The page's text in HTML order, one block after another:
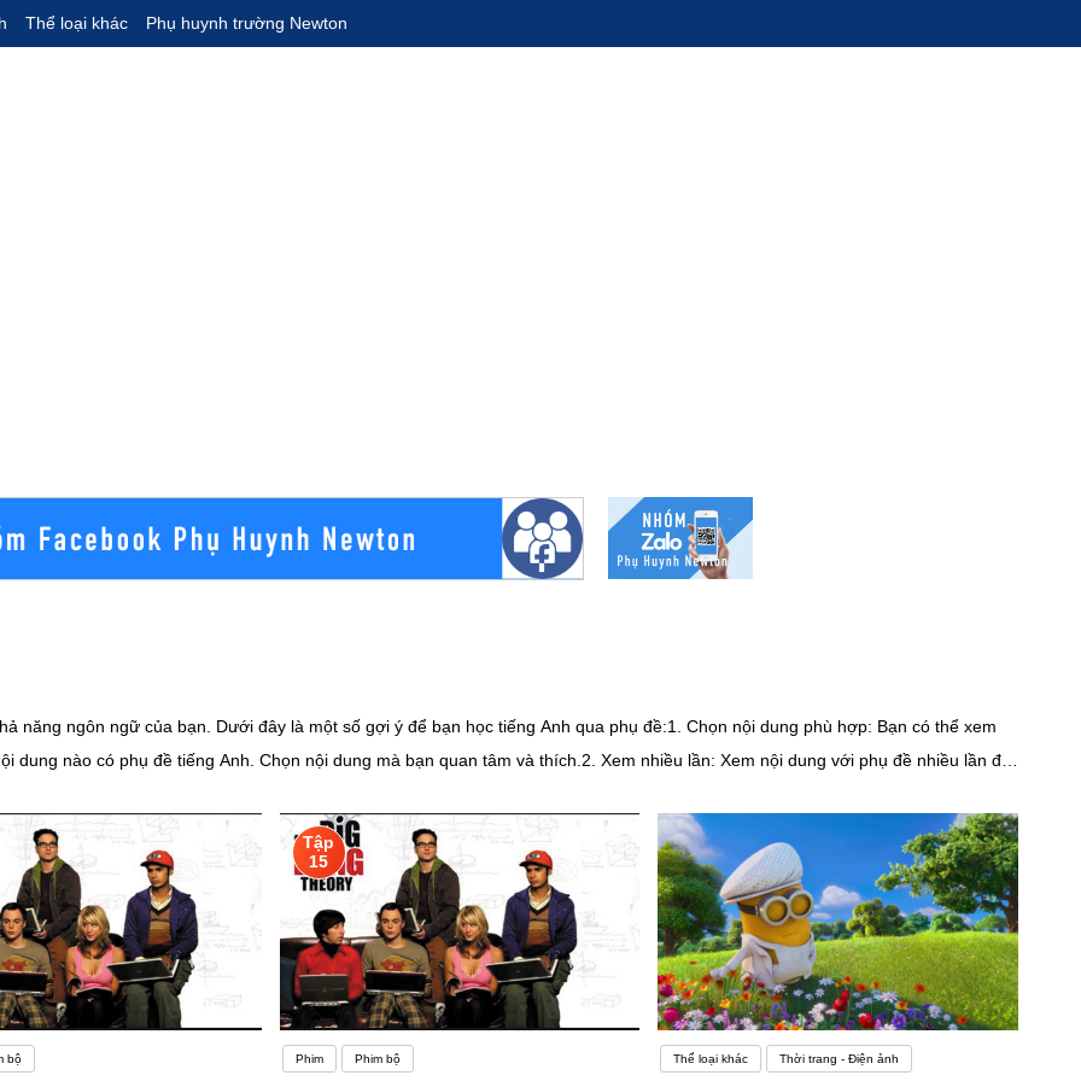
Thể loại khác Phụ huynh trường Newton
năng ngôn ngữ của bạn. Dưới đây là một số gợi ý để bạn học tiếng Anh qua phụ đề:1. Chọn nội dung phù hợp: Bạn có thể xem
nào có phụ đề tiếng Anh. Chọn nội dung mà bạn quan tâm và thích.2. Xem nhiều lần: Xem nội dung với phụ đề nhiều lần để
phát âm đúng để cải thiện khả năng nghe và nói của bạn.4. Ghi chú từ vựng: Khi bạn gặp từ mới trong phụ đề, ghi chú chúng lại.
phụ đề tắt: Khi bạn đã quen với nội dung, hãy tắt phụ đề và xem lại. Điều này giúp bạn kiểm tra khả năng nghe và hiểu nghĩa từ
đề là một quá trình, hãy kiên nhẫn và thường xuyên thực hành!Trạng thái lo lắng ảnh hưởng không nhỏ đến khả năng học ngoại
bộ nhanh chóng. Một nghiên cứu cho rằng lo lắng có thể dẫn đến tức giận và thất vọng – trạng thái tâm lý hoàn toàn không có
thực sự là thử thách đối với nhiều người. Tiếng Anh tuy là ngôn ngữ toàn cầu nhưng không phải dễ học và nhanh chóng thành
lo vì còn có rất nhiều người như thế.Có lẽ các bạn cũng có thể dễ dàng nhận thấy tiếng Anh hiện nay là ngôn ngữ rất phổ biến
ta. Có nhiều bạn nghĩ rằng tại sao phải mất thời gian mấy năm cho việc học tiếng Anh, trong khi có thể chọn một ngành học
bộ
Tập
15
Phim Phim bộ Thể loại khác Thời trang - Điện ảnh